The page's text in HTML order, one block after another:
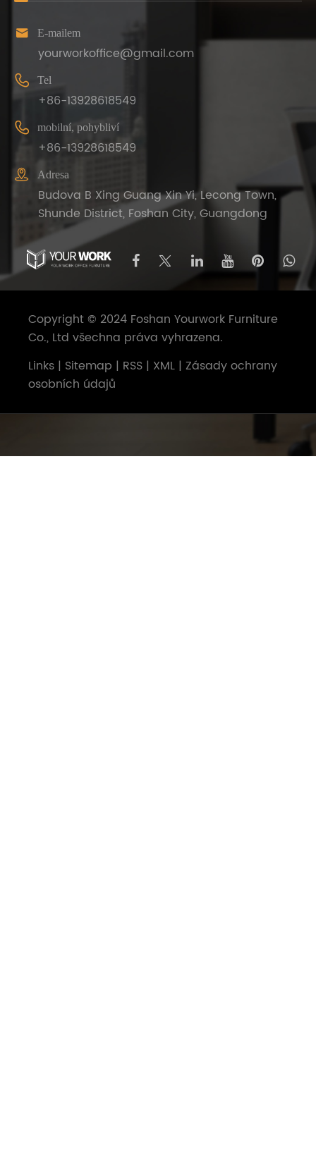
 E-mailem
yourworkoffice@gmail.com
 Tel
+86-13928618549
 mobilní, pohybliví
+86-13928618549
 Adresa
Budova B Xing Guang Xin Yi, Lecong Town,
Shunde District, Foshan City, Guangdong
Copyright © 2024 Foshan Yourwork Furniture
Co., Ltd všechna práva vyhrazena.
Links | Sitemap | RSS | XML | Zásady ochrany
osobních údajů